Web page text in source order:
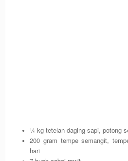
¼ kg tetelan daging sapi, potong
200 gram tempe semangit,
hari